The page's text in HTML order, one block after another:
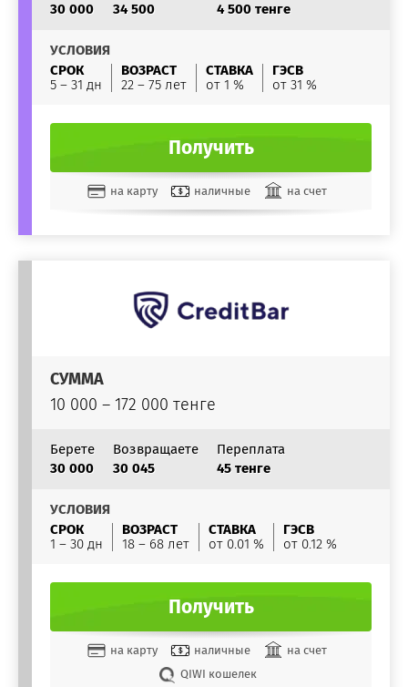
30 000
34 500
4 500 тенге
УСЛОВИЯ
СРОК
5 – 31 дн
ВОЗРАСТ
22 – 75 лет
СТАВКА
от 1 %
ГЭСВ
от 31 %
Получить
на карту наличные на счет
СУММА
10 000 – 172 000 тенге
Берете
30 000
Возвращаете
30 045
Переплата
45 тенге
УСЛОВИЯ
СРОК
1 – 30 дн
ВОЗРАСТ
18 – 68 лет
СТАВКА
от 0.01 %
ГЭСВ
от 0.12 %
Получить
на карту наличные
на счет
QIWI кошелек